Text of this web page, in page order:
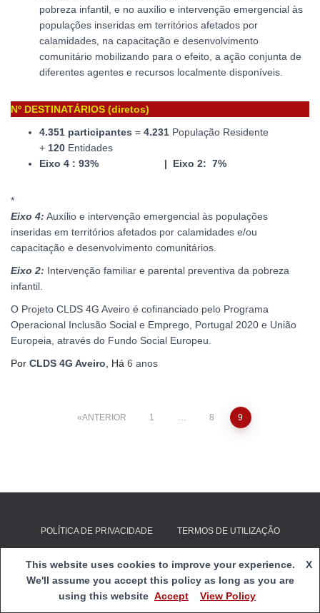
pobreza infantil, e no auxílio e intervenção emergencial às
populações inseridas em territórios afetados por
calamidades, na capacitação e desenvolvimento
comunitário mobilizando para o efeito, a ação conjunta de
diferentes agentes e recursos localmente disponíveis.
Nº DESTINATÁRIOS (diretos)
4.351 participantes = 4.231 População Residente
+ 120 Entidades
Eixo 4 : 93% | Eixo 2: 7%
*
Eixo 4: Auxílio e intervenção emergencial às populações
inseridas em territórios afetados por calamidades e/ou
capacitação e desenvolvimento comunitários.
Eixo 2: Intervenção familiar e parental preventiva da pobreza
infantil.
O Projeto CLDS 4G Aveiro é cofinanciado pelo Programa
Operacional Inclusão Social e Emprego, Portugal 2020 e União
Europeia, através do Fundo Social Europeu.
Por CLDS 4G Aveiro , Há 6 anos
Paginação
conteúdos
ANTERIOR 1 8 9
POLÍTICA DE PRIVACIDADE TERMOS DE UTILIZAÇÃO
E-mail: clds4g@cspnsfatima.pt| Copyright 2020Centro Social
e Paroquial de Nossa Senhora de Fátima|Webmail
This website uses cookies to improve your experience.
We'll assume you accept this policy as long as you are
using this website
X
Accept View Policy